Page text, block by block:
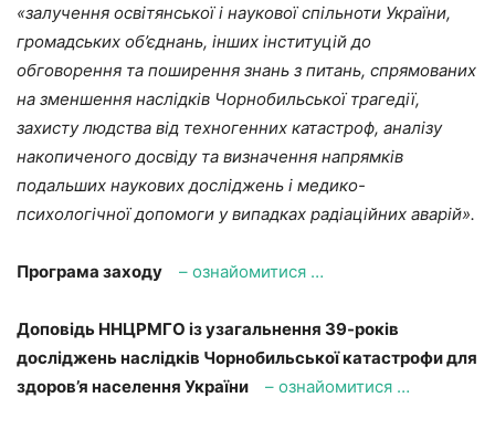
«залучення освітянської і наукової спільноти України,
громадських об’єднань, інших інституцій до
обговорення та поширення знань з питань, спрямованих
на зменшення наслідків Чорнобильської трагедії,
захисту людства від техногенних катастроф, аналізу
накопиченого досвіду та визначення напрямків
подальших наукових досліджень і медико-
психологічної допомоги у випадках радіаційних аварій».
Програма заходу – ознайомитися …
Доповідь ННЦРМГО із узагальнення 39-років
досліджень наслідків Чорнобильської катастрофи для
здоров’я населення України
– ознайомитися …